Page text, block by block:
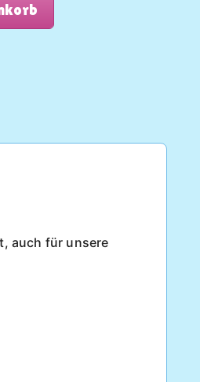
auch für unsere